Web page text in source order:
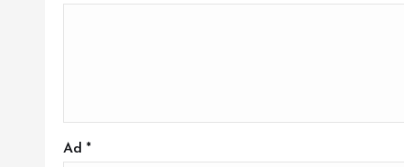
Ad*